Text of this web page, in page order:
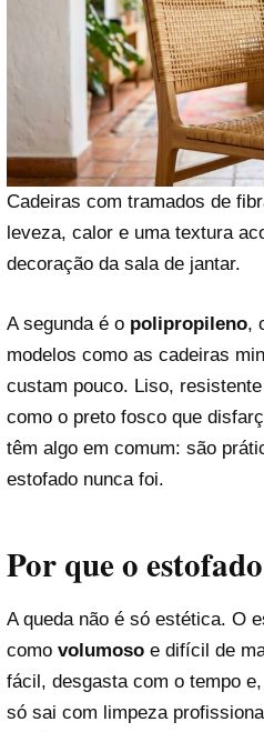
Cadeiras com tramados de
leveza, calor e uma textura
decoração da sala de jantar.
A segunda é o polipropileno,
modelos como as cadeiras
custam pouco. Liso,
como o preto fosco que
têm algo em comum: são
estofado nunca foi.
Por que o
A queda não é só estética. O
como volumoso e difícil de
fácil, desgasta com o tempo
só sai com limpeza